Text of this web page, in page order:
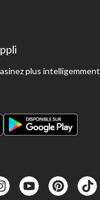
plus intelligemment